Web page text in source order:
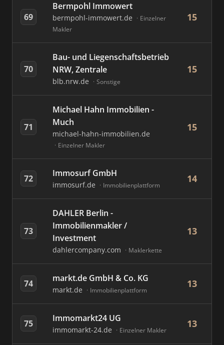
69
Bermpohl Immowert
bermpohl-immowert.de
Einzelner
Makler
15
70
Bau- und Liegenschaftsbetrieb
NRW, Zentrale
blb.nrw.de Sonstige
15
71
Michael Hahn Immobilien -
Much
michael-hahn-immobilien.de
Einzelner Makler
15
72 Immosurf GmbH
immosurf.de Immobilienplattform
14
73
DAHLER Berlin -
Immobilienmakler /
Investment
dahlercompany.com Maklerkette
13
74 markt.de GmbH & Co. KG
markt.de Immobilienplattform
13
75 Immomarkt24 UG
immomarkt-24.de Einzelner Makler
13